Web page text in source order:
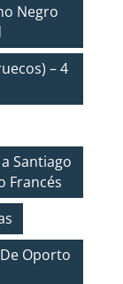
Negro
– 4
Santiago
Francés
Oporto